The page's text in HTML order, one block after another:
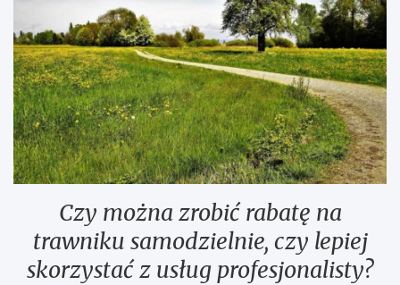
Czy można zrobić rabatę na
trawniku samodzielnie, czy lepiej
skorzystać z usług profesjonalisty?